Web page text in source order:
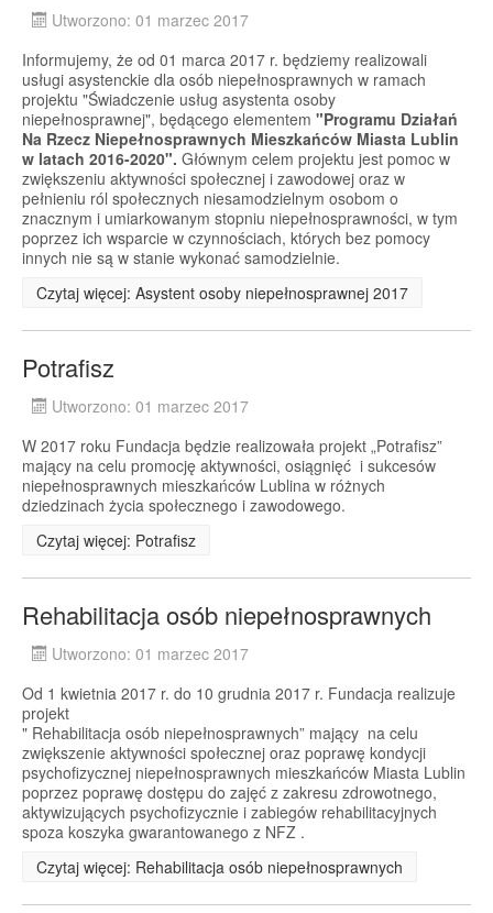
Utworzono: 01 marzec 2017
Informujemy, że od 01 marca 2017 r. będziemy realizowali
usługi asystenckie dla osób niepełnosprawnych w ramach
projektu "Świadczenie usług asystenta osoby
niepełnosprawnej", będącego elementem "Programu Działań
Na Rzecz Niepełnosprawnych Mieszkańców Miasta Lublin
w latach 2016-2020". Głównym celem projektu jest pomoc w
zwiększeniu aktywności społecznej i zawodowej oraz w
pełnieniu ról społecznych niesamodzielnym osobom o
znacznym i umiarkowanym stopniu niepełnosprawności, w tym
poprzez ich wsparcie w czynnościach, których bez pomocy
innych nie są w stanie wykonać samodzielnie.
Czytaj więcej: Asystent osoby niepełnosprawnej 2017
Potrafisz
Utworzono: 01 marzec 2017
W 2017 roku Fundacja będzie realizowała projekt „Potrafisz”
mający na celu promocję aktywności, osiągnięć i sukcesów
niepełnosprawnych mieszkańców Lublina w różnych
dziedzinach życia społecznego i zawodowego.
Czytaj więcej: Potrafisz
Rehabilitacja osób niepełnosprawnych
Utworzono: 01 marzec 2017
Od 1 kwietnia 2017 r. do 10 grudnia 2017 r. Fundacja realizuje
projekt
" Rehabilitacja osób niepełnosprawnych” mający na celu
zwiększenie aktywności społecznej oraz poprawę kondycji
psychofizycznej niepełnosprawnych mieszkańców Miasta Lublin
poprzez poprawę dostępu do zajęć z zakresu zdrowotnego,
aktywizujących psychofizycznie i zabiegów rehabilitacyjnych
spoza koszyka gwarantowanego z NFZ .
Czytaj więcej: Rehabilitacja osób niepełnosprawnych